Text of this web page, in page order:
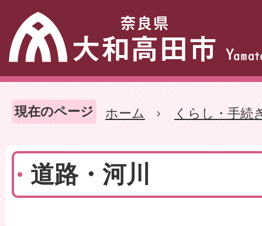
現在のページ ホーム くらし・手続
道路・河川